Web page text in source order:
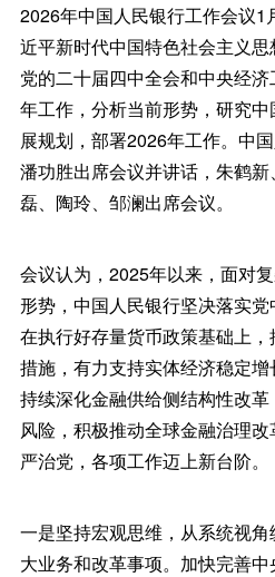
2026年中国人民银行工作会议1
近平新时代中国特色社会主义
党的二十届四中全会和中央经
年工作，分析当前形势，研究中
展规划，部署2026年工作。中
潘功胜出席会议并讲话，朱鹤
磊、陶玲、邹澜出席会议。
会议认为，2025年以来，面对
形势，中国人民银行坚决落实党
在执行好存量货币政策基础上
措施，有力支持实体经济稳定增
持续深化金融供给侧结构性改
风险，积极推动全球金融治理
严治党，各项工作迈上新台阶。
一是坚持宏观思维，从系统视
大业务和改革事项。加快完善